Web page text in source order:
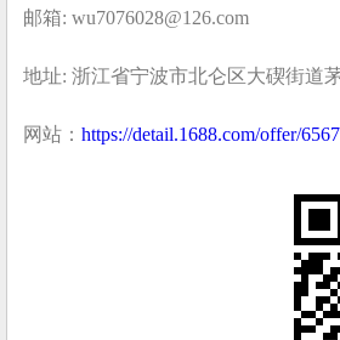
邮箱: wu7076028@126.com
地址: 浙江省宁波市北仑区大碶街道
网站：https://detail.1688.com/offer/